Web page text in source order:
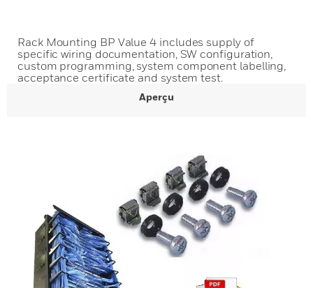
Rack Mounting BP Value 4 includes supply of
specific wiring documentation, SW configuration,
custom programming, system component labelling,
acceptance certificate and system test.
Aperçu